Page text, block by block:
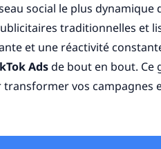
social le plus dynamique
traditionnelles et
et une réactivité
Adsde bout en bout. Ce
vos campagnes